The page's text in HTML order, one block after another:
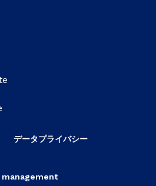
データプライバシー
management